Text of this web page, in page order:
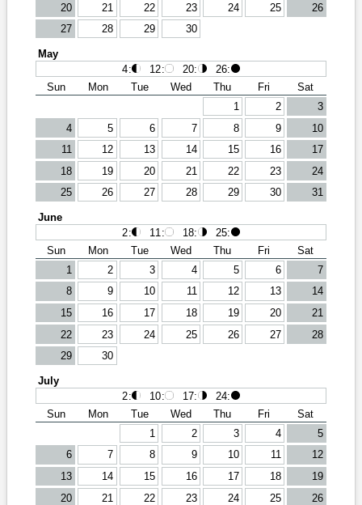
20
21 22 23 24 25
26
27
28 29 30
May
4: 12: 20: 26:
Sun
Mon Tue Wed Thu Fri
Sat
1
2
3
4
5 6 7 8 9
10
11
12 13 14 15 16
17
18
19 20 21 22 23
24
25
26 27 28 29 30 31
June
2: 11 : 18: 25:
Sun
Mon Tue Wed Thu Fri
Sat
1
2 3 4 5 6
7
8
9 10 11 12 13
14
15
16 17 18 19 20
21
22
23 24 25 26 27
28
29
30
July
2: 10: 17: 24:
Sun
Mon Tue Wed Thu Fri
Sat
1
2 3 4
5
6
7 8 9 10 11
12
13
14 15 16 17 18
19
20
21 22 23 24 25
26